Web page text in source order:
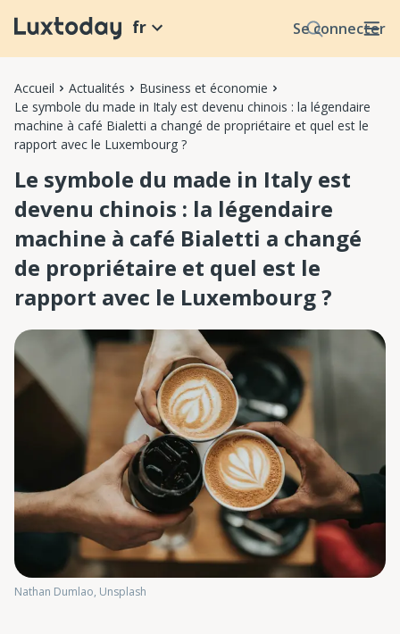
Se connecter
fr
Accueil Actualités
Business et économie
Le symbole du made in Italy est devenu chinois : la légendaire
machine à café Bialetti a changé de propriétaire et quel est le
rapport avec le Luxembourg ?
Le symbole du made in Italy est
devenu chinois : la légendaire
machine à café Bialetti a changé
de propriétaire et quel est le
rapport avec le Luxembourg ?
Nathan Dumlao, Unsplash